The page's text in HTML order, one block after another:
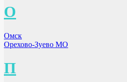
О
Омск
Орехово-Зуево МО
П